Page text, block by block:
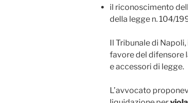
il riconoscimento
della legge n. 104/
Il Tribunale di
favore del difensore
e accessori di legge.
L’avvocato